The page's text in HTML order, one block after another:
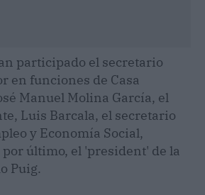
participado el secretario
en funciones de Casa
Manuel Molina García, el
Luis Barcala, el secretario
y Economía Social,
por último, el 'president' de la
Puig.